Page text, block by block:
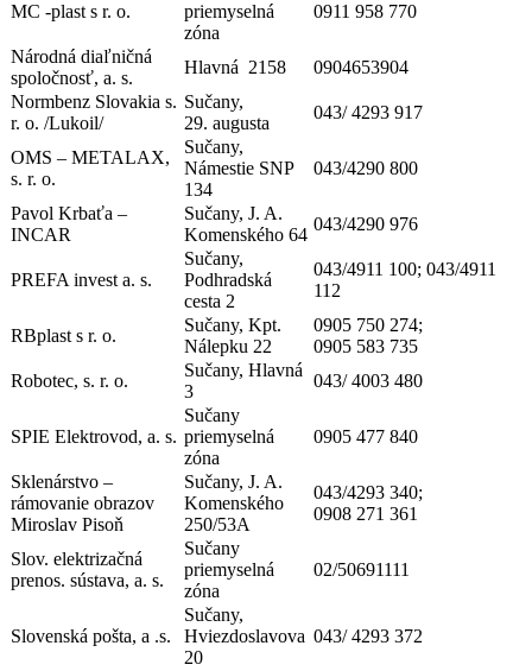
MC -plast s r. o.
priemyselná
zóna
0911 958 770
Národná diaľničná
spoločnosť, a. s.
Hlavná 2158
0904653904
Normbenz Slovakia s.
r. o. /Lukoil/
Sučany,
29. augusta
043/ 4293 917
OMS – METALAX,
s. r. o.
Sučany,
Námestie SNP
134
043/4290 800
Pavol Krbaťa –
INCAR
Sučany, J. A.
Komenského 64
043/4290 976
PREFA invest a. s.
Sučany,
Podhradská
cesta 2
043/4911 100; 043/4911
112
RBplast s r. o.
Sučany, Kpt.
Nálepku 22
0905 750 274;
0905 583 735
Robotec, s. r. o.
Sučany, Hlavná
3
043/ 4003 480
SPIE Elektrovod, a. s.
Sučany
priemyselná
zóna
0905 477 840
Sklenárstvo –
rámovanie obrazov
Miroslav Pisoň
Sučany, J. A.
Komenského
250/53A
043/4293 340;
0908 271 361
Slov. elektrizačná
prenos. sústava, a. s.
Sučany
priemyselná
zóna
02/50691111
Slovenská pošta, a .s.
Sučany,
Hviezdoslavova
20
043/ 4293 372